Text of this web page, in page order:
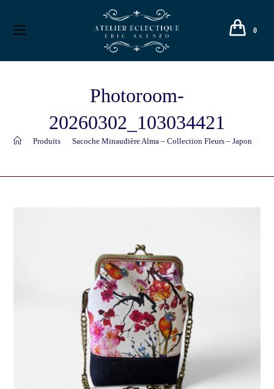
0
Photoroom-
20260302_103034421
Produits Sacoche Minaudière Alma – Collection Fleurs – Japon